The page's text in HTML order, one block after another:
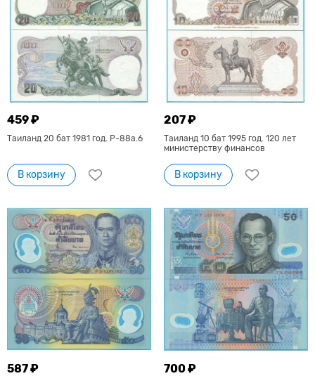
459 ₽
Таиланд 20 бат 1981 год. P-88a.6
В корзину
207 ₽
Таиланд 10 бат 1995 год. 120 лет
министерству финансов
В корзину
587 ₽ 700 ₽